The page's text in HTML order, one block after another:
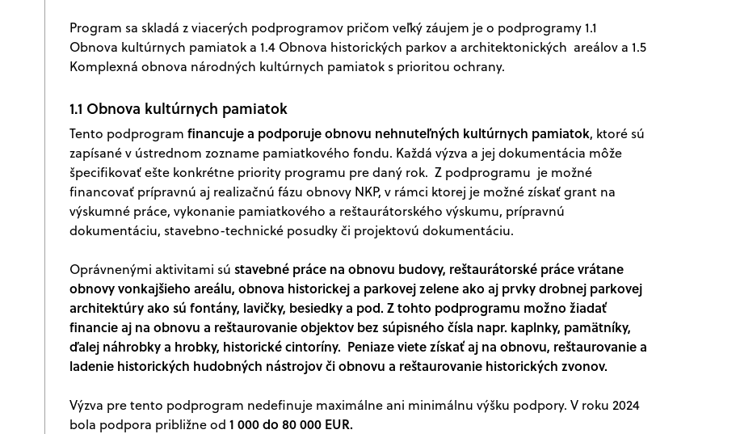
Program sa skladá z viacerých podprogramov pričom veľký záujem je o podprogramy 1.1
Obnova kultúrnych pamiatok a 1.4 Obnova historických parkov a architektonických areálov a 1.5
Komplexná obnova národných kultúrnych pamiatok s prioritou ochrany.
1.1 Obnova kultúrnych pamiatok
Tento podprogram financuje a podporuje obnovu nehnuteľných kultúrnych pamiatok, ktoré sú
zapísané v ústrednom zozname pamiatkového fondu. Každá výzva a jej dokumentácia môže
špecifikovať ešte konkrétne priority programu pre daný rok. Z podprogramu je možné
financovať prípravnú aj realizačnú fázu obnovy NKP, v rámci ktorej je možné získať grant na
výskumné práce, vykonanie pamiatkového a reštaurátorského výskumu, prípravnú
dokumentáciu, stavebno-technické posudky či projektovú dokumentáciu.
Oprávnenými aktivitami sú stavebné práce na obnovu budovy, reštaurátorské práce vrátane
obnovy vonkajšieho areálu, obnova historickej a parkovej zelene ako aj prvky drobnej parkovej
architektúry ako sú fontány, lavičky, besiedky a pod. Z tohto podprogramu možno žiadať
financie aj na obnovu a reštaurovanie objektov bez súpisného čísla napr. kaplnky, pamätníky,
ďalej náhrobky a hrobky, historické cintoríny. Peniaze viete získať aj na obnovu, reštaurovanie a
ladenie historických hudobných nástrojov či obnovu a reštaurovanie historických zvonov.
Výzva pre tento podprogram nedefinuje maximálne ani minimálnu výšku podpory. V roku 2024
bola podpora približne od 1 000 do 80 000 EUR.